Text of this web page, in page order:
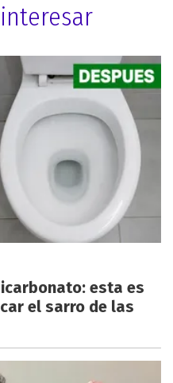
esta es
el sarro de las